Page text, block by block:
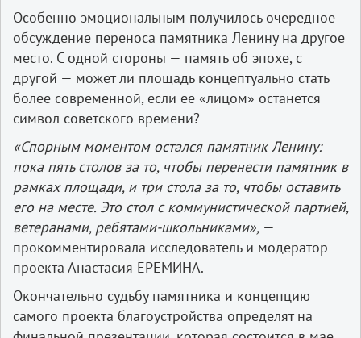
Особенно эмоциональным получилось очередное
обсуждение переноса памятника Ленину на другое
место. С одной стороны — память об эпохе, с
другой — может ли площадь концептуально стать
более современной, если её «лицом» останется
символ советского времени?
«Спорным моментом остался памятник Ленину:
пока пять столов за то, чтобы перенести памятник в
рамках площади, и три стола за то, чтобы оставить
его на месте. Это стол с коммунистической партией,
ветеранами, ребятами-школьниками», —
прокомментировала исследователь и модератор
проекта Анастасия ЕРЁМИНА.
Окончательно судьбу памятника и концепцию
самого проекта благоустройства определят на